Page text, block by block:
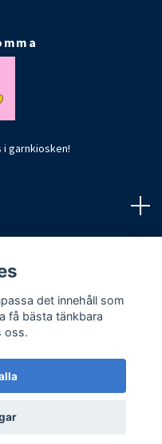
garnkiosken!
det innehåll som
få bästa tänkbara
oss.